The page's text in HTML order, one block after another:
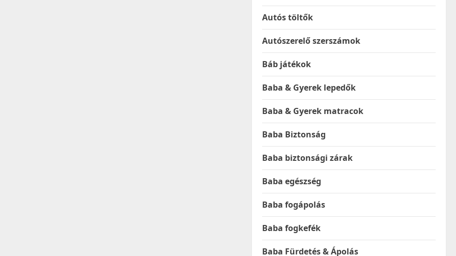
Autós töltők
Autószerelő szerszámok
Báb játékok
Baba & Gyerek lepedők
Baba & Gyerek matracok
Baba Biztonság
Baba biztonsági zárak
Baba egészség
Baba fogápolás
Baba fogkefék
Baba Fürdetés & Ápolás